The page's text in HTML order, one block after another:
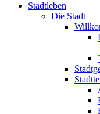
Stadtleben
Die Stadt